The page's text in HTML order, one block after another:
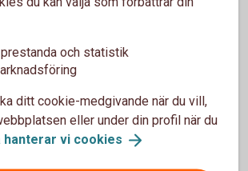
prestanda och statistik
ditt cookie-medgivande när du vill,
eller under din profil när du
hanterar vi cookies